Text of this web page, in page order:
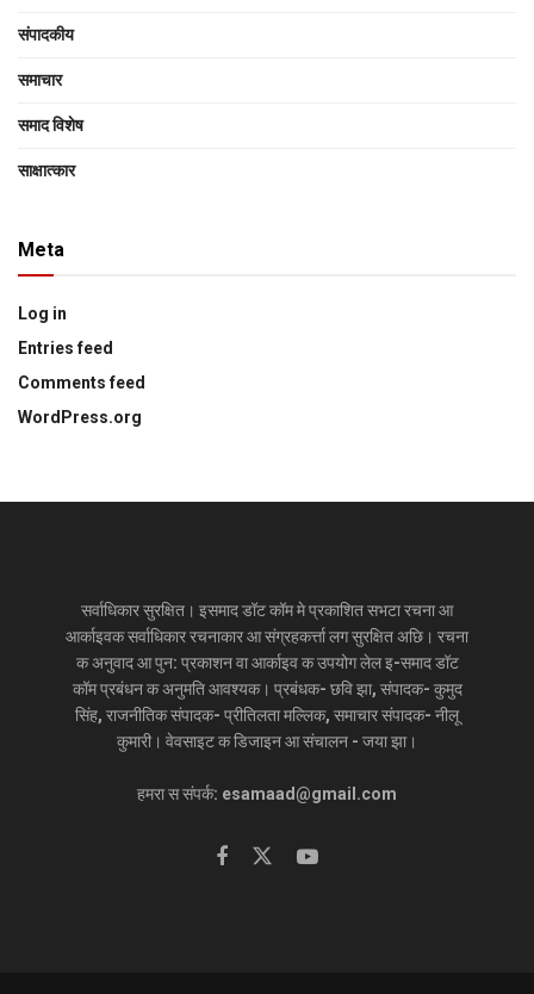
संपादकीय
समाचार
समाद विशेष
साक्षात्‍कार
Meta
Log in
Entries feed
Comments feed
WordPress.org
सर्वाधिकार सुरक्षित। इसमाद डॉट कॉम मे प्रकाशित सभटा रचना आ
आर्काइवक सर्वाधिकार रचनाकार आ संग्रहकर्त्ता लग सुरक्षित अछि। रचना
क अनुवाद आ पुन: प्रकाशन वा आर्काइव क उपयोग लेल इ-समाद डॉट
कॉम प्रबंधन क अनुमति आवश्यक। प्रबंधक- छवि झा, संपादक- कुमुद
सिंह, राजनीतिक संपादक- प्रीतिलता मल्लिक, समाचार संपादक- नीलू
कुमारी। वेवसाइट क डिजाइन आ संचालन - जया झा।
हमरा स संपर्क: esamaad@gmail.com